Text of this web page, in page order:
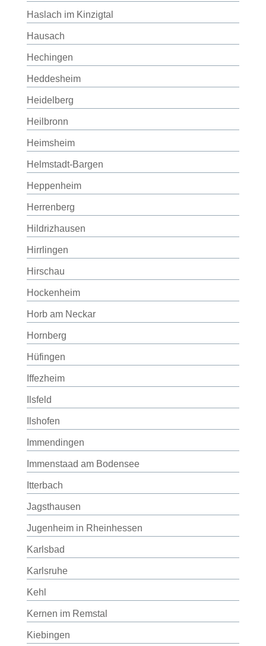
Haslach im Kinzigtal
Hausach
Hechingen
Heddesheim
Heidelberg
Heilbronn
Heimsheim
Helmstadt-Bargen
Heppenheim
Herrenberg
Hildrizhausen
Hirrlingen
Hirschau
Hockenheim
Horb am Neckar
Hornberg
Hüfingen
Iffezheim
Ilsfeld
Ilshofen
Immendingen
Immenstaad am Bodensee
Itterbach
Jagsthausen
Jugenheim in Rheinhessen
Karlsbad
Karlsruhe
Kehl
Kernen im Remstal
Kiebingen